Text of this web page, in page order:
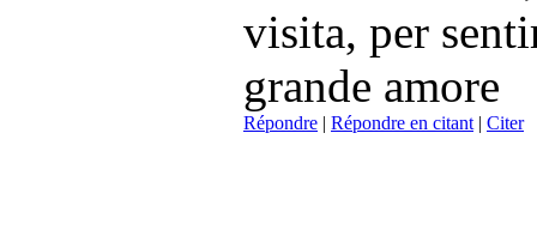
visita, per
grande amore
Répondre | Répondre en citant| Citer